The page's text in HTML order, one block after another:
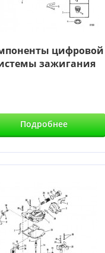
цифровой
зажигания
Подробнее